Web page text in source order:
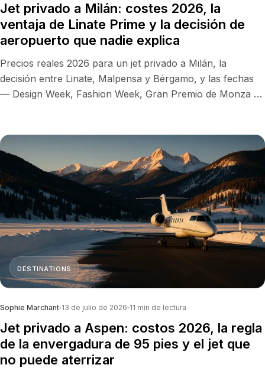
Jet privado a Milán: costes 2026, la
ventaja de Linate Prime y la decisión de
aeropuerto que nadie explica
Precios reales 2026 para un jet privado a Milán, la
decisión entre Linate, Malpensa y Bérgamo, y las fechas
— Design Week, Fashion Week, Gran Premio de Monza —
DESTINATIONS
Sophie Marchant 13 de julio de 2026 11 min de lectura
Jet privado a Aspen: costos 2026, la regla
de la envergadura de 95 pies y el jet que
no puede aterrizar